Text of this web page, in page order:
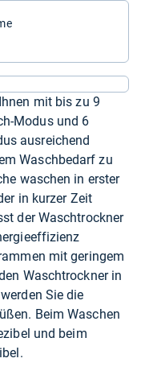
mit bis zu 9
Modus und 6
ausreichend
Waschbedarf zu
waschen in erster
in kurzer Zeit
der Waschtrockner
mit geringem
Waschtrockner in
Sie die
Beim Waschen
und beim